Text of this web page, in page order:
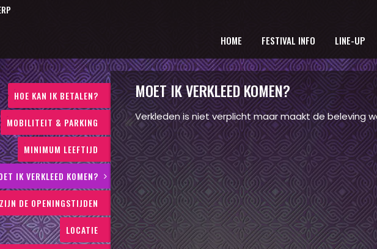
HOME FESTIVAL INFO LINE-UP
HOE KAN IK BETALEN?
MOBILITEIT & PARKING
MINIMUM LEEFTIJD
IK VERKLEED KOMEN?
DE OPENINGSTIJDEN
LOCATIE
MOET IK VERKLEED KOMEN?
Verkleden is niet verplicht maar maakt de beleving